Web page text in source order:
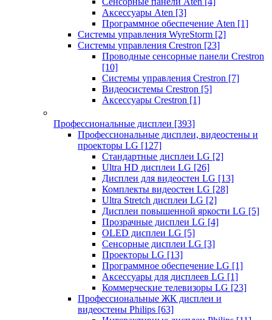
Аксессуары Aten [3]
Программное обеспечение Aten [1]
Системы управления WyreStorm [2]
Системы управления Crestron [23]
Проводные сенсорные панели Crestron
[10]
Системы управления Crestron [7]
Видеосистемы Crestron [5]
Аксессуары Crestron [1]
Профессиональные дисплеи [393]
Профессиональные дисплеи, видеостены и
проекторы LG [127]
Стандартные дисплеи LG [2]
Ultra HD дисплеи LG [26]
Дисплеи для видеостен LG [13]
Комплекты видеостен LG [28]
Ultra Stretch дисплеи LG [2]
Дисплеи повышенной яркости LG [5]
Прозрачные дисплеи LG [4]
OLED дисплеи LG [5]
Сенсорные дисплеи LG [3]
Проекторы LG [13]
Программное обеспечение LG [1]
Аксессуары для дисплеев LG [1]
Коммерческие телевизоры LG [23]
Профессиональные ЖК дисплеи и
видеостены Philips [63]